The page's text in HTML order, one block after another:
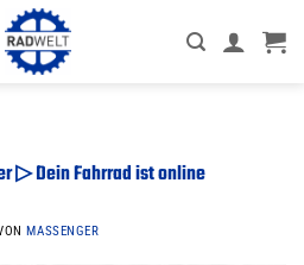
▷ Dein Fahrrad ist online
MASSENGER